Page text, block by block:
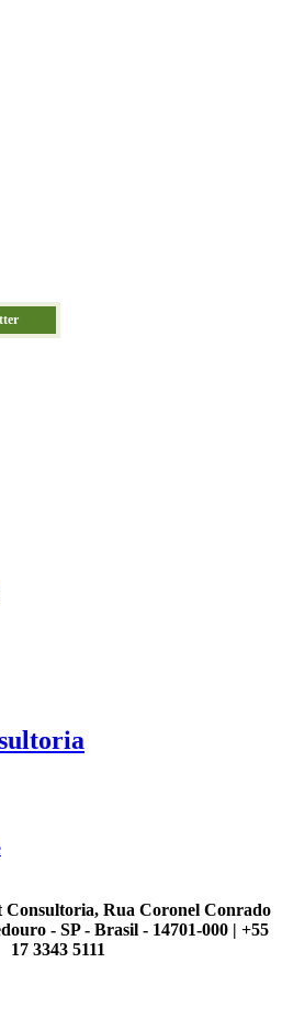
Consultoria, Rua Coronel Conrado
- SP - Brasil - 14701-000 | +55
17 3343 5111